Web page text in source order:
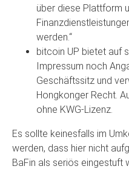
über diese Plattform
werden.“
bitcoin UP bietet auf
Impressum noch
Geschäftssitz und
Hongkonger Recht.
ohne KWG-Lizenz.
Es sollte keinesfalls im
werden, dass hier nicht
BaFin als seriös eingestuft